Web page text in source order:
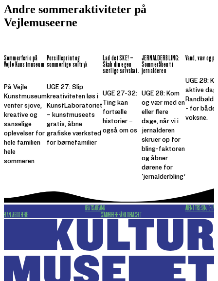
Andre sommeraktiviteter på
Vejlemuseerne
Sommerferie på
Vejle Kunstmuseum
På Vejle
Kunstmuseum
venter sjove,
kreative og
sanselige
oplevelser for
hele familien
hele
sommeren
Persilleprint og
sommerlige soltryk
UGE 27: Slip
kreativiteten løs i
KunstLaboratoriet
– kunstmuseets
gratis, åbne
grafiske værksted
for børnefamilier
Lad det SKE! –
Skab din egen
særlige sølvskat.
UGE 27-32:
Ting kan
fortælle
historier –
også om os
JERNALDERBLING:
Sommeråbent i
jernalderen
UGE 28: Kom
og vær med en
eller flere
dage, når vi i
jernalderen
skruer op for
bling-faktoren
og åbner
dørene for
'jernalderbling’
Vand, væv og
UGE 28:
aktive
- for både
voksne.
GRATIS ADGANG ÅBENT TIRS.-SØN. 10-17
PLANLÆG DIT BESØG SOMMERFERIE PÅ KULTURMUSEET